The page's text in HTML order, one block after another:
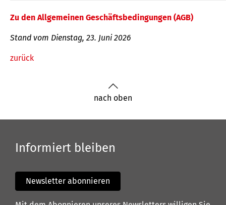
Zu den Allgemeinen Geschäftsbedingungen (AGB)
Stand vom Dienstag, 23. Juni 2026
zurück
nach oben
Informiert bleiben
Newsletter abonnieren